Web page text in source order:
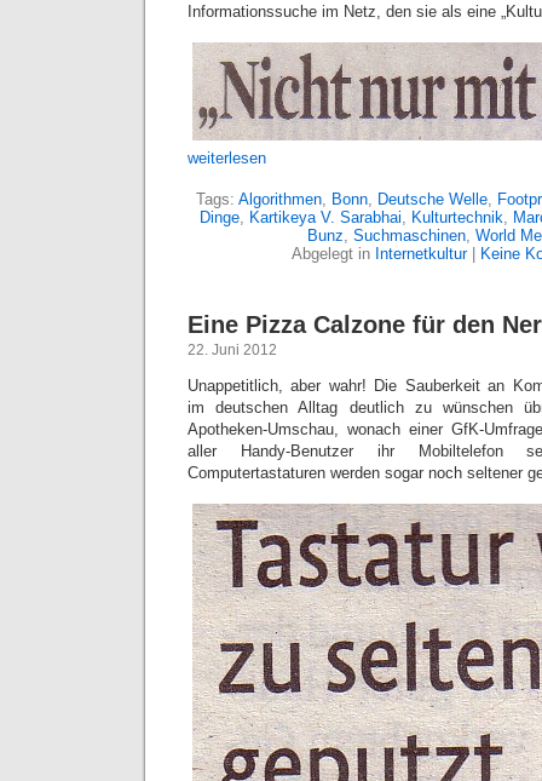
Informationssuche im Netz, den sie als eine
weiterlesen
Tags: Algorithmen, Bonn, Deutsche Welle,
Dinge, Kartikeya V. Sarabhai, Kulturtechnik,
Bunz, Suchmaschinen, World
Abgelegt in Internetkultur| Keine
Eine Pizza Calzone für den
22. Juni 2012
Unappetitlich, aber wahr! Die Sauberkeit an
im deutschen Alltag deutlich zu wünschen
Apotheken-Umschau, wonach einer GfK-
aller Handy-Benutzer ihr Mobiltelefon
Computertastaturen werden sogar noch seltener